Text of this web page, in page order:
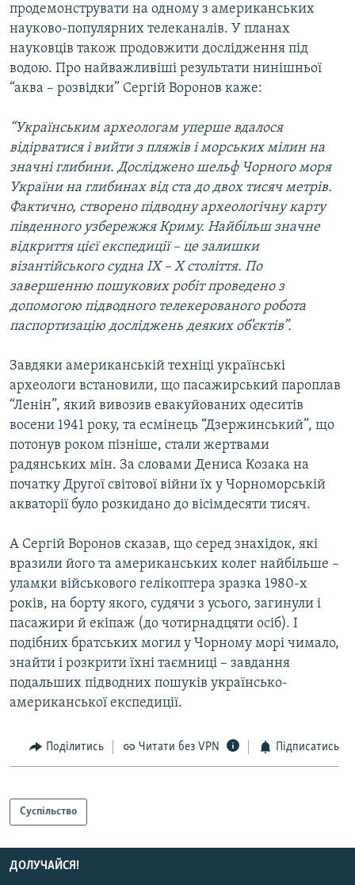
продемонструвати на одному з американських
науково-популярних телеканалів. У планах
науковців також продовжити дослідження під
водою. Про найважливіші результати нинішньої
“аква – розвідки” Сергій Воронов каже:
“Українським археологам уперше вдалося
відірватися і вийти з пляжів і морських мілин на
значні глибини. Досліджено шельф Чорного моря
України на глибинах від ста до двох тисяч метрів.
Фактично, створено підводну археологічну карту
південного узбережжя Криму. Найбільш значне
відкриття цієї експедиції – це залишки
візантійського судна ІХ – Х століття. По
завершенню пошукових робіт проведено з
допомогою підводного телекерованого робота
паспортизацію досліджень деяких об’єктів”.
Завдяки американській техніці українські
археологи встановили, що пасажирський пароплав
“Ленін”, який вивозив евакуйованих одеситів
восени 1941 року, та есмінець “Дзержинський”, що
потонув роком пізніше, стали жертвами
радянських мін. За словами Дениса Козака на
початку Другої світової війни їх у Чорноморській
акваторії було розкидано до вісімдесяти тисяч.
А Сергій Воронов сказав, що серед знахідок, які
вразили його та американських колег найбільше –
уламки військового гелікоптера зразка 1980-х
років, на борту якого, судячи з усього, загинули і
пасажири й екіпаж (до чотирнадцяти осіб). І
подібних братських могил у Чорному морі чимало,
знайти і розкрити їхні таємниці – завдання
подальших підводних пошуків українсько-
американської експедиції.
Поділитись Читати без VPN Підписатись
Суспільство
ДОЛУЧАЙСЯ!